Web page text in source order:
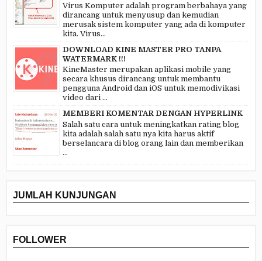
Virus Komputer adalah program berbahaya yang
dirancang untuk menyusup dan kemudian
merusak sistem komputer yang ada di komputer
kita. Virus...
DOWNLOAD KINE MASTER PRO TANPA
WATERMARK !!!
KineMaster merupakan aplikasi mobile yang
secara khusus dirancang untuk membantu
pengguna Android dan iOS untuk memodivikasi
video dari ...
MEMBERI KOMENTAR DENGAN HYPERLINK
Salah satu cara untuk meningkatkan rating blog
kita adalah salah satu nya kita harus aktif
berselancara di blog orang lain dan memberikan
...
JUMLAH KUNJUNGAN
FOLLOWER